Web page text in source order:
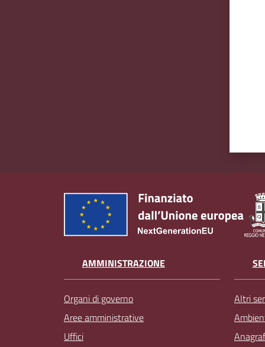
AMMINISTRAZIONE
Organi di governo
Aree amministrative
Uffici
Altri